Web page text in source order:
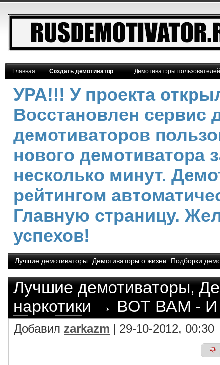
Главная Создать демотиватор Демотиваторы
УРА!!! У проекта
Восстановлен сервис
демотиваторов
нового демотиватора
несколько минут.
рейтингом
Главную страницу.
успехов!
Лучшие демотиваторы Демотиваторы о жизни Подборки
Лучшие демотиваторы,
наркотики → ВОТ ВАМ -
Добавил zarkazm | 29-10-2012, 00:30